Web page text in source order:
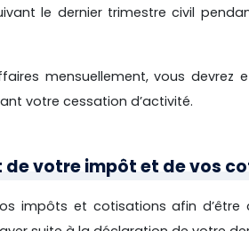
le dernier trimestre civil
mensuellement, vous
votre cessation d’activité.
de votre impôt et de vos
impôts et cotisations afin